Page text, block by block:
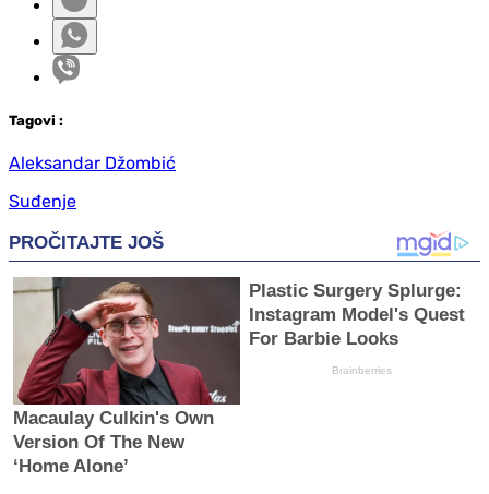
Tagovi :
Aleksandar Džombić
Suđenje